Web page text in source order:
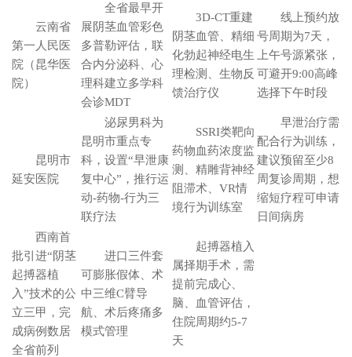
云南省
第一人民医
院（昆华医
院）
全省最早开
展阴茎血管彩色
多普勒评估，联
合内分泌科、心
理科建立多学科
会诊MDT
3D-CT重建
阴茎血管、精细
化勃起神经电生
理检测、生物反
馈治疗仪
线上预约放
号周期为7天，
上午号源紧张，
可避开9:00高峰
选择下午时段
昆明市
延安医院
泌尿男科为
昆明市重点专
科，设置“早泄康
复中心”，推行运
动-药物-行为三
联疗法
SSRI类靶向
药物血药浓度监
测、精雕背神经
阻滞术、VR情
境行为训练室
早泄治疗需
配合行为训练，
建议预留至少8
周复诊周期，想
缩短疗程可申请
日间病房
西南首
批引进“阴茎
起搏器植
入”技术的公
立三甲，完
成病例数居
全省前列
进口三件套
可膨胀假体、术
中三维C臂导
航、术后疼痛多
模式管理
起搏器植入
属择期手术，需
提前完成心、
脑、血管评估，
住院周期约5-7
天